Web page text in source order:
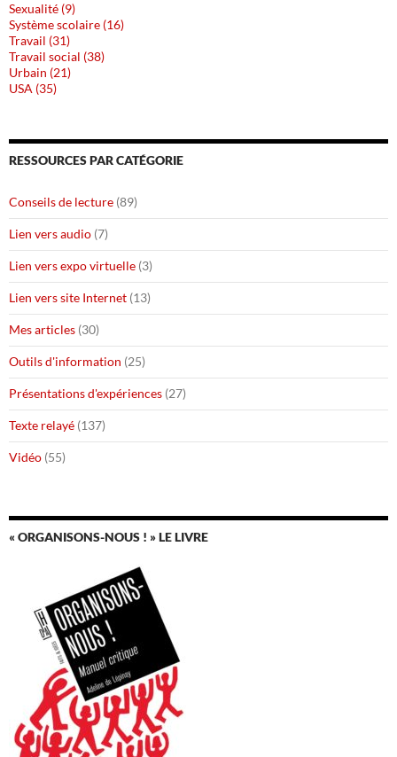
Sexualité (9)
Système scolaire (16)
Travail (31)
Travail social (38)
Urbain (21)
USA (35)
RESSOURCES PAR CATÉGORIE
Conseils de lecture (89)
Lien vers audio (7)
Lien vers expo virtuelle (3)
Lien vers site Internet (13)
Mes articles (30)
Outils d'information (25)
Présentations d'expériences (27)
Texte relayé (137)
Vidéo (55)
« ORGANISONS-NOUS ! » LE LIVRE